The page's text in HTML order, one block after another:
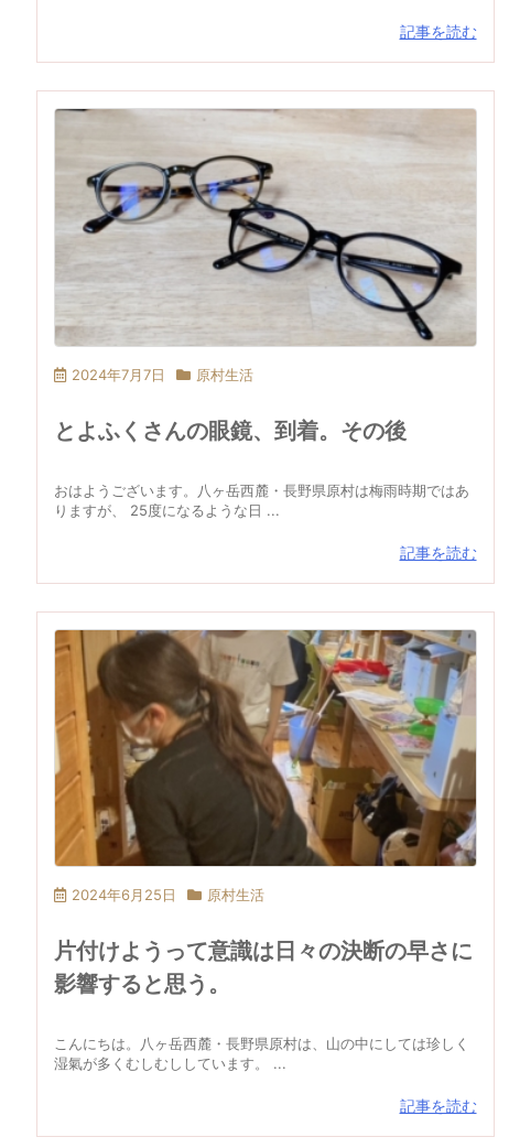
記事を読む
2024年7月7日 原村生活
とよふくさんの眼鏡、到着。その後
おはようございます。八ヶ岳西麓・長野県原村は梅雨時期ではあ
りますが、 25度になるような日 ...
記事を読む
2024年6月25日 原村生活
片付けようって意識は日々の決断の早さに
影響すると思う。
こんにちは。八ヶ岳西麓・長野県原村は、山の中にしては珍しく
湿氣が多くむしむししています。 ...
記事を読む